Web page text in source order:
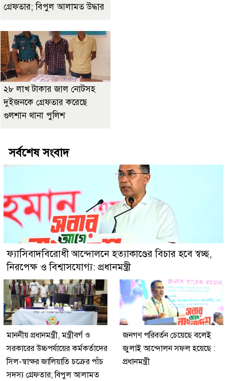
গ্রেফতার; বিপুল আলামত উদ্ধার
২৮ লাখ টাকার জাল নোটসহ
দুইজনকে গ্রেফতার করেছে
গুলশান থানা পুলিশ
সর্বশেষ সংবাদ
ফ্যাসিবাদবিরোধী আন্দোলনে হত্যাকাণ্ডের বিচার হবে স্বচ্ছ,
নিরপেক্ষ ও বিশ্বাসযোগ্য: প্রধানমন্ত্রী
মাননীয় প্রধানমন্ত্রী, মন্ত্রীবর্গ ও
সরকারের উচ্চপর্যায়ের কর্মকর্তাদের
সিল-স্বাক্ষর জালিয়াতি চক্রের পাঁচ
সদস্য গ্রেফতার; বিপুল আলামত
জনগণ পরিবর্তন চেয়েছে বলেই
জুলাই আন্দোলন সফল হয়েছে :
প্রধানমন্ত্রী